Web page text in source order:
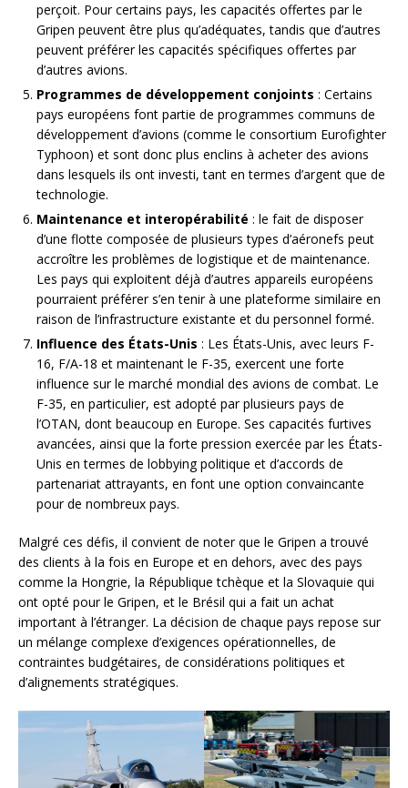
perçoit. Pour certains pays, les capacités offertes par le
Gripen peuvent être plus qu’adéquates, tandis que d’autres
peuvent préférer les capacités spécifiques offertes par
d’autres avions.
Programmes de développement conjoints : Certains
pays européens font partie de programmes communs de
développement d’avions (comme le consortium Eurofighter
Typhoon) et sont donc plus enclins à acheter des avions
dans lesquels ils ont investi, tant en termes d’argent que de
technologie.
Maintenance et interopérabilité : le fait de disposer
d’une flotte composée de plusieurs types d’aéronefs peut
accroître les problèmes de logistique et de maintenance.
Les pays qui exploitent déjà d’autres appareils européens
pourraient préférer s’en tenir à une plateforme similaire en
raison de l’infrastructure existante et du personnel formé.
Influence des États-Unis : Les États-Unis, avec leurs F-
16, F/A-18 et maintenant le F-35, exercent une forte
influence sur le marché mondial des avions de combat. Le
F-35, en particulier, est adopté par plusieurs pays de
l’OTAN, dont beaucoup en Europe. Ses capacités furtives
avancées, ainsi que la forte pression exercée par les États-
Unis en termes de lobbying politique et d’accords de
partenariat attrayants, en font une option convaincante
pour de nombreux pays.
Malgré ces défis, il convient de noter que le Gripen a trouvé
des clients à la fois en Europe et en dehors, avec des pays
comme la Hongrie, la République tchèque et la Slovaquie qui
ont opté pour le Gripen, et le Brésil qui a fait un achat
important à l’étranger. La décision de chaque pays repose sur
un mélange complexe d’exigences opérationnelles, de
contraintes budgétaires, de considérations politiques et
d’alignements stratégiques.